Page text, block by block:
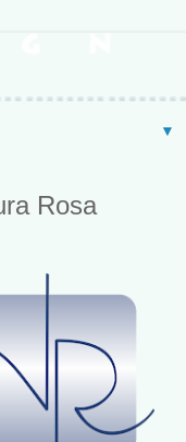
▼
Rosa